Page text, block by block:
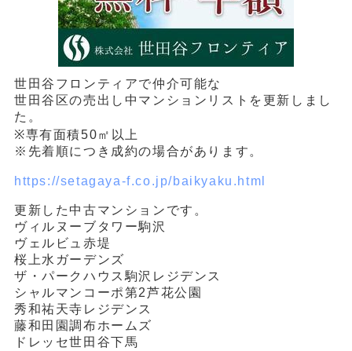
世田谷フロンティアで仲介可能な
世田谷区の売出し中マンションリストを更新しまし
た。
※専有面積50㎡以上
※先着順につき成約の場合があります。
https://setagaya-f.co.jp/baikyaku.html
更新した中古マンションです。
ヴィルヌーブタワー駒沢
ヴェルビュ赤堤
桜上水ガーデンズ
ザ・パークハウス駒沢レジデンス
シャルマンコーポ第2芦花公園
秀和祐天寺レジデンス
藤和田園調布ホームズ
ドレッセ世田谷下馬